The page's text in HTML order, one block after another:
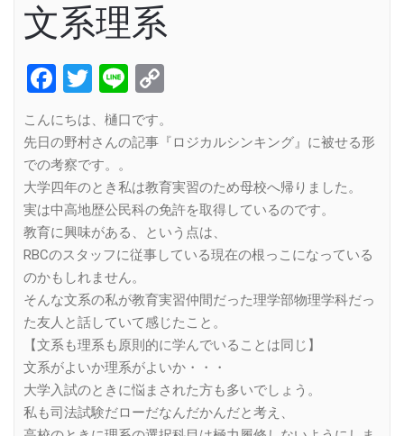
文系理系
Facebook
Twitter
Line
こんにちは、樋口です。
先日の野村さんの記事『ロジカルシンキング』に被せる形
での考察です。。
大学四年のとき私は教育実習のため母校へ帰りました。
実は中高地歴公民科の免許を取得しているのです。
教育に興味がある、という点は、
RBCのスタッフに従事している現在の根っこになっている
のかもしれません。
そんな文系の私が教育実習仲間だった理学部物理学科だっ
た友人と話していて感じたこと。
【文系も理系も原則的に学んでいることは同じ】
文系がよいか理系がよいか・・・
大学入試のときに悩まされた方も多いでしょう。
私も司法試験だローだなんだかんだと考え、